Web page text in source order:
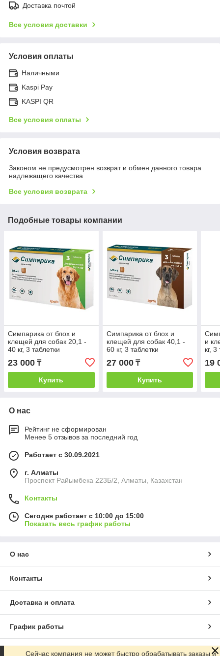
Доставка почтой
Все условия доставки
Условия оплаты
Наличными
Kaspi Pay
KASPI QR
Все условия оплаты
Условия возврата
Законом не предусмотрен возврат и обмен данного товара
надлежащего качества
Все условия возврата
Подобные товары компании
Симпарика от блох и
клещей для собак 20,1 -
40 кг, 3 таблетки
23 000 ₸
Купить
Симпарика от блох и
клещей для собак 40,1 -
60 кг, 3 таблетки
27 000₸
Купить
и
кг,
19
О нас
Рейтинг не сформирован
Менее 5 отзывов за последний год
Работает с 30.09.2021
г. Алматы
Проспект Райымбека 223Б/2, Алматы, Казахстан
Контакты
Сегодня работает с 10:00 до 15:00
Показать весь график работы
О нас
Контакты
Доставка и оплата
График работы
Полная версия сайта
Сейчас компания не может быстро обрабатывать заказы и